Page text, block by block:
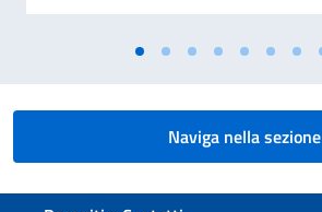
Naviga nella sezione